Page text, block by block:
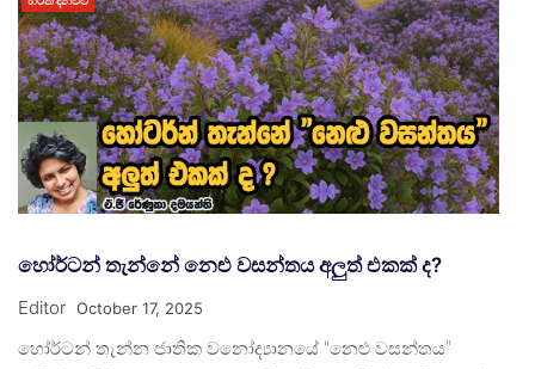
හෝර්ටන් තැන්නේ නෙළු වසන්තය අලුත් එකක් ද?
Editor October 17, 2025
හෝර්ටන් තැන්න ජාතික වනෝද්‍යානයේ “නෙළු වසන්තය”